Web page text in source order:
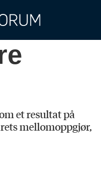
et resultat på
mellomoppgjør,